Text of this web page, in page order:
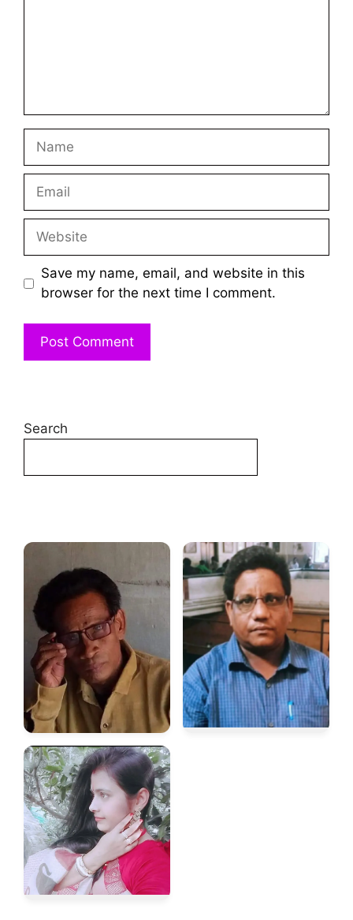
Name
Email
Website
Save my name, email, and website in this
browser for the next time I comment.
Search